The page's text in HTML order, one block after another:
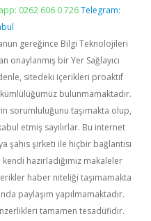
0262 606 0 726 Telegram:
gereğince Bilgi Teknolojileri
onaylanmış bir Yer Sağlayıcı
sitedeki içerikleri proaktif
bulunmamaktadır.
sorumluluğunu taşımakta olup,
etmiş sayılırlar. Bu internet
şahıs şirketi ile hiçbir bağlantısı
hazırladığımız makaleler
haber niteliği taşımamakta
paylaşım yapılmamaktadır.
tamamen tesadüfidir.